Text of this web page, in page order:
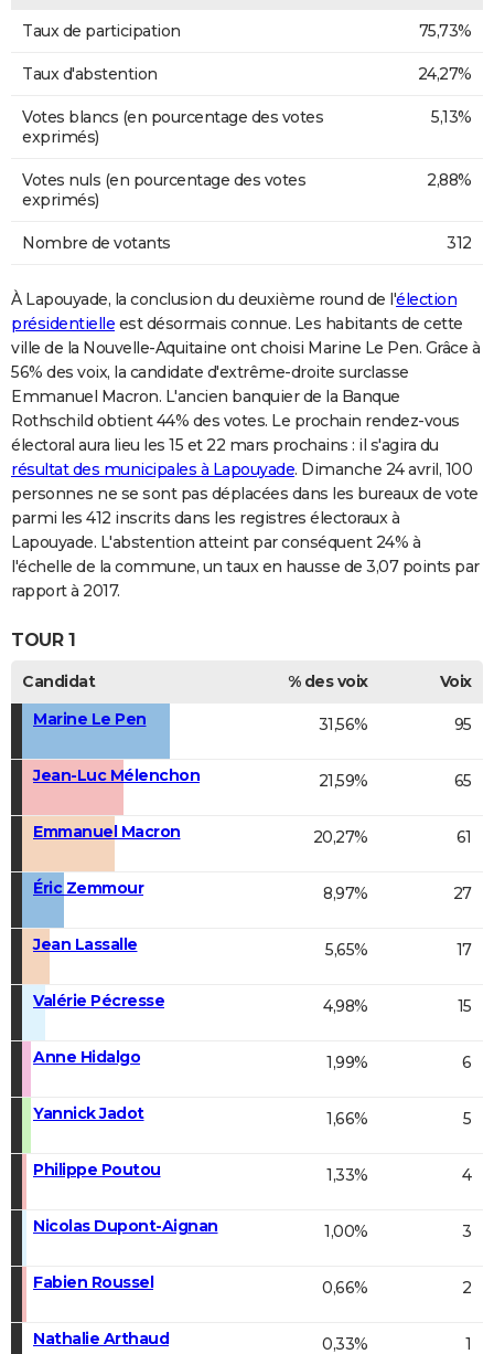
Taux de participation 75,73%
Taux d'abstention 24,27%
Votes blancs (en pourcentage des votes
exprimés)
5,13%
Votes nuls (en pourcentage des votes
exprimés)
2,88%
Nombre de votants 312
À Lapouyade, la conclusion du deuxième round de l'élection
présidentielle est désormais connue. Les habitants de cette
ville de la Nouvelle-Aquitaine ont choisi Marine Le Pen. Grâce à
56% des voix, la candidate d'extrême-droite surclasse
Emmanuel Macron. L'ancien banquier de la Banque
Rothschild obtient 44% des votes. Le prochain rendez-vous
électoral aura lieu les 15 et 22 mars prochains : il s'agira du
résultat des municipales à Lapouyade. Dimanche 24 avril, 100
personnes ne se sont pas déplacées dans les bureaux de vote
parmi les 412 inscrits dans les registres électoraux à
Lapouyade. L'abstention atteint par conséquent 24% à
l'échelle de la commune, un taux en hausse de 3,07 points par
rapport à 2017.
TOUR 1
Candidat % des voix
Voix
Marine Le Pen
31,56% 95
Jean-Luc Mélenchon 21,59% 65
Emmanuel Macron 20,27% 61
Éric Zemmour 8,97% 27
Jean Lassalle 5,65% 17
Valérie Pécresse 4,98% 15
Anne Hidalgo 1,99% 6
Yannick Jadot 1,66% 5
Philippe Poutou 1,33% 4
Nicolas Dupont-Aignan 1,00% 3
Fabien Roussel 0,66% 2
Nathalie Arthaud 0,33% 1